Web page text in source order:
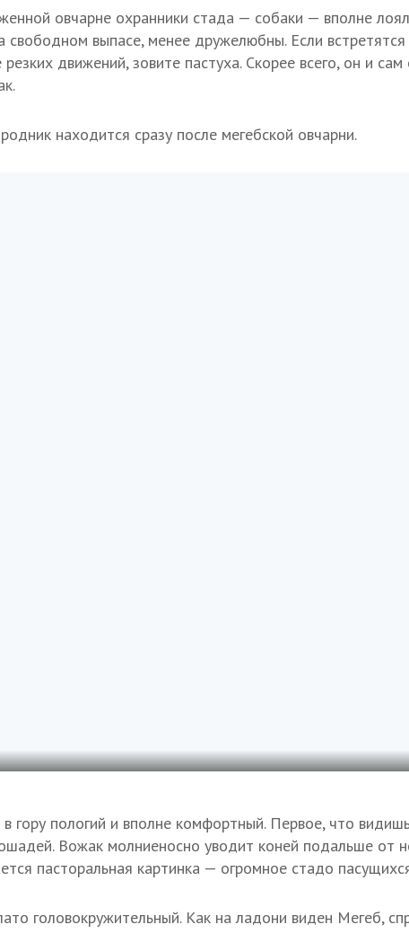
овчарне охранники стада — собаки — вполне
свободном выпасе, менее дружелюбны. Если
резких движений, зовите пастуха. Скорее всего, он и
находится сразу после мегебской овчарни.
гору пологий и вполне комфортный. Первое, что
Вожак молниеносно уводит коней подальше от
пасторальная картинка — огромное стадо
головокружительный. Как на ладони виден Мегеб,